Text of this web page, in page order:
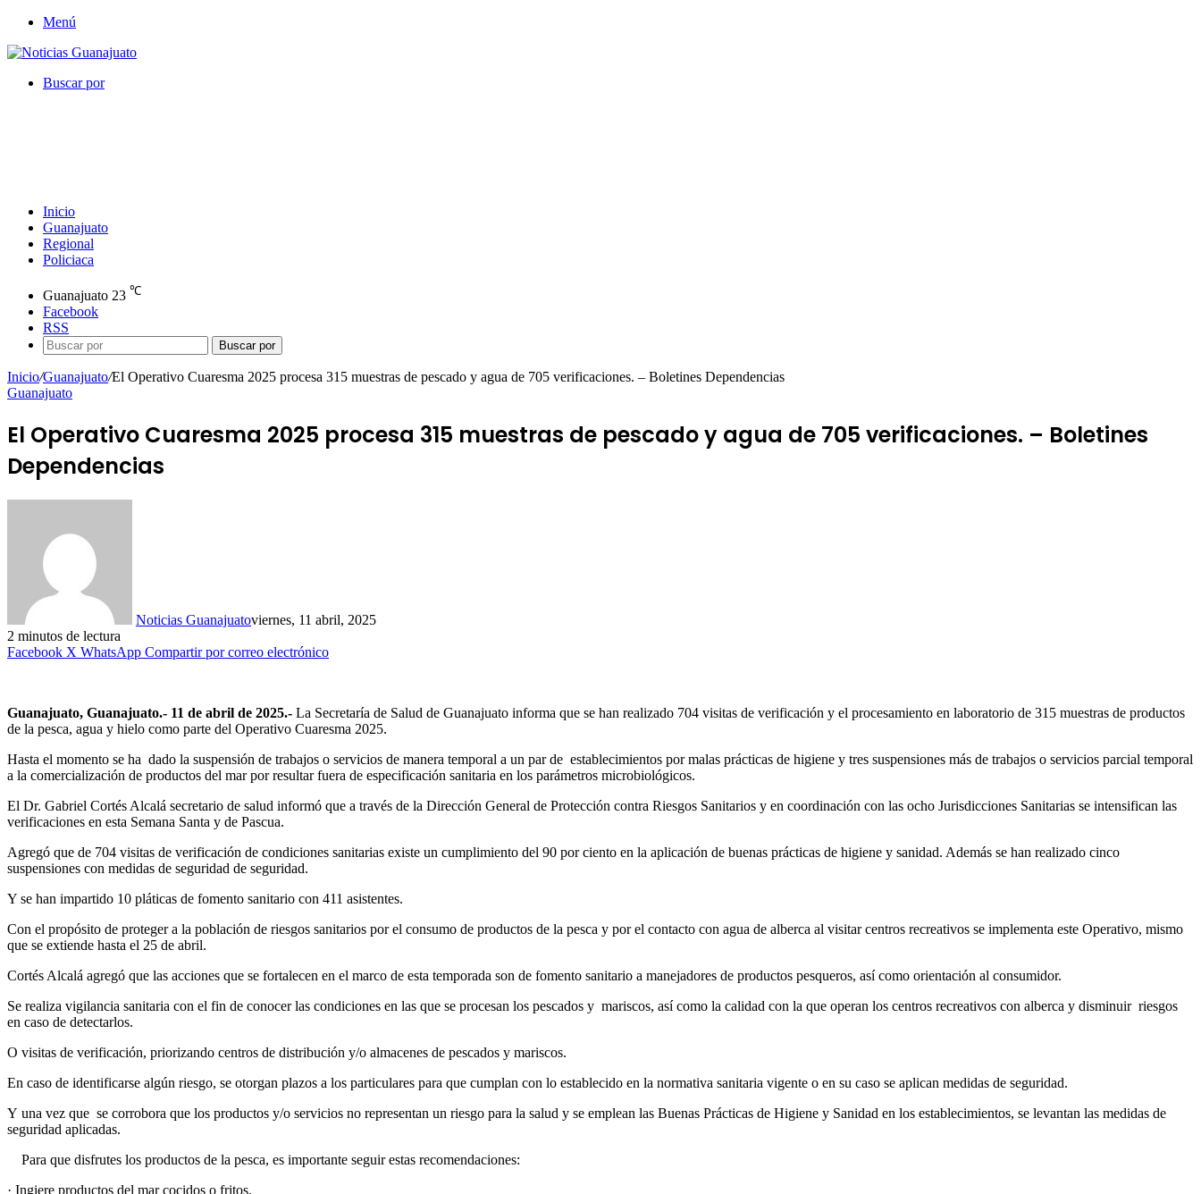
Menú
Buscar por
Inicio
Guanajuato
Regional
Policiaca
Guanajuato 23 ℃
Facebook
RSS
Buscar por
Inicio/Guanajuato/El Operativo Cuaresma 2025 procesa 315 muestras de pescado y agua de 705 verificaciones. – Boletines Dependencias
Guanajuato
El Operativo Cuaresma 2025 procesa 315 muestras de pescado y agua de 705 verificaciones. – Boletines
Dependencias
Noticias Guanajuatoviernes, 11 abril, 2025
2 minutos de lectura
Facebook X WhatsApp Compartir por correo electrónico
Guanajuato, Guanajuato.- 11 de abril de 2025.- La Secretaría de Salud de Guanajuato informa que se han realizado 704 visitas de verificación y el procesamiento en laboratorio de 315 muestras de productos
de la pesca, agua y hielo como parte del Operativo Cuaresma 2025.
Hasta el momento se ha dado la suspensión de trabajos o servicios de manera temporal a un par de establecimientos por malas prácticas de higiene y tres suspensiones más de trabajos o servicios parcial temporal
a la comercialización de productos del mar por resultar fuera de especificación sanitaria en los parámetros microbiológicos.
El Dr. Gabriel Cortés Alcalá secretario de salud informó que a través de la Dirección General de Protección contra Riesgos Sanitarios y en coordinación con las ocho Jurisdicciones Sanitarias se intensifican las
verificaciones en esta Semana Santa y de Pascua.
Agregó que de 704 visitas de verificación de condiciones sanitarias existe un cumplimiento del 90 por ciento en la aplicación de buenas prácticas de higiene y sanidad. Además se han realizado cinco
suspensiones con medidas de seguridad de seguridad.
Y se han impartido 10 pláticas de fomento sanitario con 411 asistentes.
Con el propósito de proteger a la población de riesgos sanitarios por el consumo de productos de la pesca y por el contacto con agua de alberca al visitar centros recreativos se implementa este Operativo, mismo
que se extiende hasta el 25 de abril.
Cortés Alcalá agregó que las acciones que se fortalecen en el marco de esta temporada son de fomento sanitario a manejadores de productos pesqueros, así como orientación al consumidor.
Se realiza vigilancia sanitaria con el fin de conocer las condiciones en las que se procesan los pescados y mariscos, así como la calidad con la que operan los centros recreativos con alberca y disminuir riesgos
en caso de detectarlos.
O visitas de verificación, priorizando centros de distribución y/o almacenes de pescados y mariscos.
En caso de identificarse algún riesgo, se otorgan plazos a los particulares para que cumplan con lo establecido en la normativa sanitaria vigente o en su caso se aplican medidas de seguridad.
Y una vez que se corrobora que los productos y/o servicios no representan un riesgo para la salud y se emplean las Buenas Prácticas de Higiene y Sanidad en los establecimientos, se levantan las medidas de
seguridad aplicadas.
Para que disfrutes los productos de la pesca, es importante seguir estas recomendaciones:
· Ingiere productos del mar cocidos o fritos.